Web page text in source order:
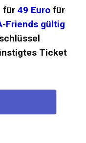
für 49 Euro für
Friends gültig
Ticket